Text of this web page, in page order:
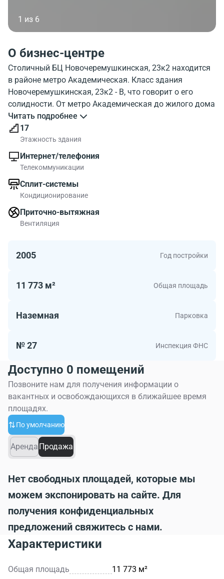
1 из 6
О бизнес-центре
Столичный БЦ Новочеремушкинская, 23к2 находится
в районе метро Академическая. Класс здания
Новочеремушкинская, 23к2 - B, что говорит о его
солидности. От метро Академическая до жилого дома
всего 13 минут пешком. Внешний вид жилого дома
Novocheremushkinskaja 23k2 можно посмотреть на
фото. На карте, можно ознакомиться с районом где
находится жилой дом Novocheremushkinskaja 23k2.
Инфраструктура в районе жилого дома развитая.
площадью до 320.00 метров квадратных. Офисы в
объекте - хороший вариант для средней по размеру
компании.
Читать подробнее
17
Этажность здания
Интернет/телефония
Телекоммуникации
Сплит-системы
Кондиционирование
Приточно-вытяжная
Вентиляция
2005 Год постройки
11 773 м² Общая площадь
Наземная Парковка
№ 27 Инспекция ФНС
Доступно 0 помещений
Позвоните нам для получения информации о
вакантных и освобождающихся в ближайшее время
площадях.
По умолчанию
Аренда Продажа
Нет свободных площадей, которые мы
можем экспонировать на сайте. Для
получения конфиденциальных
предложений свяжитесь с нами.
Характеристики
Общая площадь 11 773 м²